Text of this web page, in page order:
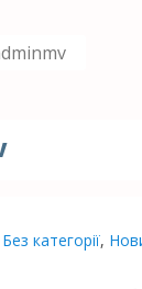
Без категорії,